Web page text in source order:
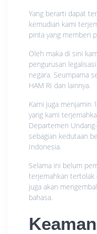
Yang berarti dapat
kemudian kami
pinta yang memberi
Oleh maka di sini
pengurusan
negara. Seumpama
HAM RI dan lainnya.
Kami juga menjamin
yang kami
Departemen
sebagian kedutaan
Indonesia.
Selama ini belum
terjemahkan tertolak
juga akan
bahasa.